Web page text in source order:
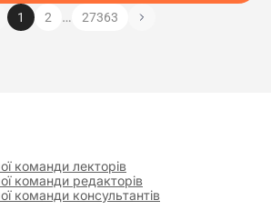
1 2 … 27363
команди лекторів
команди редакторів
команди консультантів